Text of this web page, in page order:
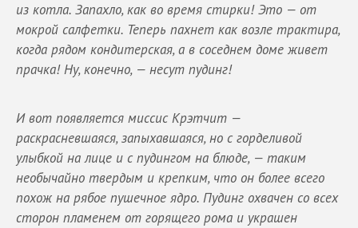
из котла. Запахло, как во время стирки! Это — от
мокрой салфетки. Теперь пахнет как возле трактира,
когда рядом кондитерская, а в соседнем доме живет
прачка! Ну, конечно, — несут пудинг!
И вот появляется миссис Крэтчит —
раскрасневшаяся, запыхавшаяся, но с горделивой
улыбкой на лице и с пудингом на блюде, — таким
необычайно твердым и крепким, что он более всего
похож на рябое пушечное ядро. Пудинг охвачен со всех
сторон пламенем от горящего рома и украшен